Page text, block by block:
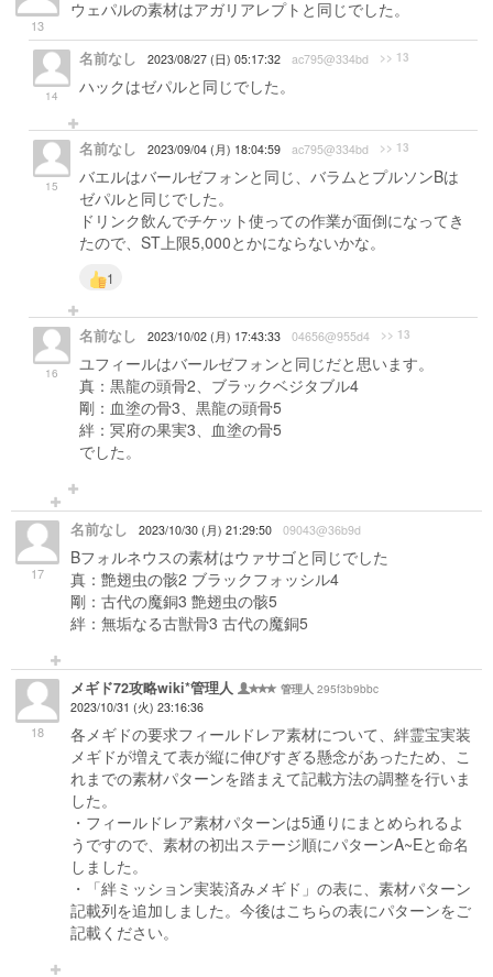
13
ウェパルの素材はアガリアレプトと同じでした。
14
名前なし 2023/08/27 (日) 05:17:32 ac795@334bd >> 13
ハックはゼパルと同じでした。
15
名前なし 2023/09/04 (月) 18:04:59 ac795@334bd >> 13
バエルはバールゼフォンと同じ、バラムとプルソンBは
ゼパルと同じでした。
ドリンク飲んでチケット使っての作業が面倒になってき
たので、ST上限5,000とかにならないかな。
1
16
名前なし 2023/10/02 (月) 17:43:33 04656@955d4 >> 13
ユフィールはバールゼフォンと同じだと思います。
真：黒龍の頭骨2、ブラックベジタブル4
剛：血塗の骨3、黒龍の頭骨5
絆：冥府の果実3、血塗の骨5
でした。
17
名前なし 2023/10/30 (月) 21:29:50 09043@36b9d
Bフォルネウスの素材はウァサゴと同じでした
真：艶翅虫の骸2 ブラックフォッシル4
剛：古代の魔銅3 艶翅虫の骸5
絆：無垢なる古獣骨3 古代の魔銅5
18
メギド72攻略wiki*管理人 管理人 295f3b9bbc
2023/10/31 (火) 23:16:36
各メギドの要求フィールドレア素材について、絆霊宝実装
メギドが増えて表が縦に伸びすぎる懸念があったため、こ
れまでの素材パターンを踏まえて記載方法の調整を行いま
した。
・フィールドレア素材パターンは5通りにまとめられるよ
うですので、素材の初出ステージ順にパターンA~Eと命名
しました。
・「絆ミッション実装済みメギド」の表に、素材パターン
記載列を追加しました。今後はこちらの表にパターンをご
記載ください。